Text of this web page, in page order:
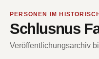
PERSONEN IM
Schlusnus
Veröffentlichungsarchiv